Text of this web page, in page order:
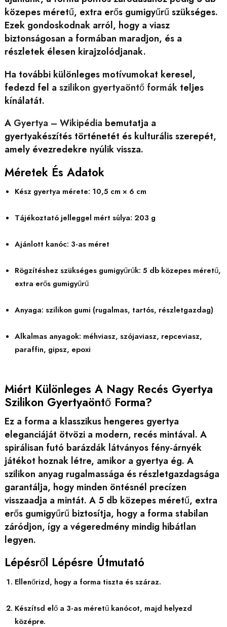
közepes méretű, extra erős gumigyűrű szükséges.
Ezek gondoskodnak arról, hogy a viasz
biztonságosan a formában maradjon, és a
részletek élesen kirajzolódjanak.
Ha további különleges motívumokat keresel,
fedezd fel a szilikon gyertyaöntő formákteljes
kínálatát.
A Gyertya – Wikipédia bemutatja a
gyertyakészítés történetét és kulturális szerepét,
amely évezredekre nyúlik vissza.
Méretek És Adatok
Kész gyertya mérete: 10,5 cm × 6 cm
Tájékoztató jelleggel mért súlya: 203 g
Ajánlott kanóc: 3-as méret
Rögzítéshez szükséges gumigyűrűk: 5 db közepes méretű,
extra erős gumigyűrű
Anyaga: szilikon gumi (rugalmas, tartós, részletgazdag)
Alkalmas anyagok: méhviasz, szójaviasz, repceviasz,
paraffin, gipsz, epoxi
Miért Különleges A Nagy Recés Gyertya
Szilikon Gyertyaöntő Forma?
Ez a forma a klasszikus hengeres gyertya
eleganciáját ötvözi a modern, recés mintával. A
spirálisan futó barázdák látványos fény-árnyék
játékot hoznak létre, amikor a gyertya ég. A
szilikon anyag rugalmassága és részletgazdagsága
garantálja, hogy minden öntésnél precízen
visszaadja a mintát. A 5 db közepes méretű, extra
erős gumigyűrű biztosítja, hogy a forma stabilan
záródjon, így a végeredmény mindig hibátlan
legyen.
Lépésről Lépésre Útmutató
Ellenőrizd, hogy a forma tiszta és száraz.
Készítsd elő a 3-as méretű kanócot, majd helyezd
középre.